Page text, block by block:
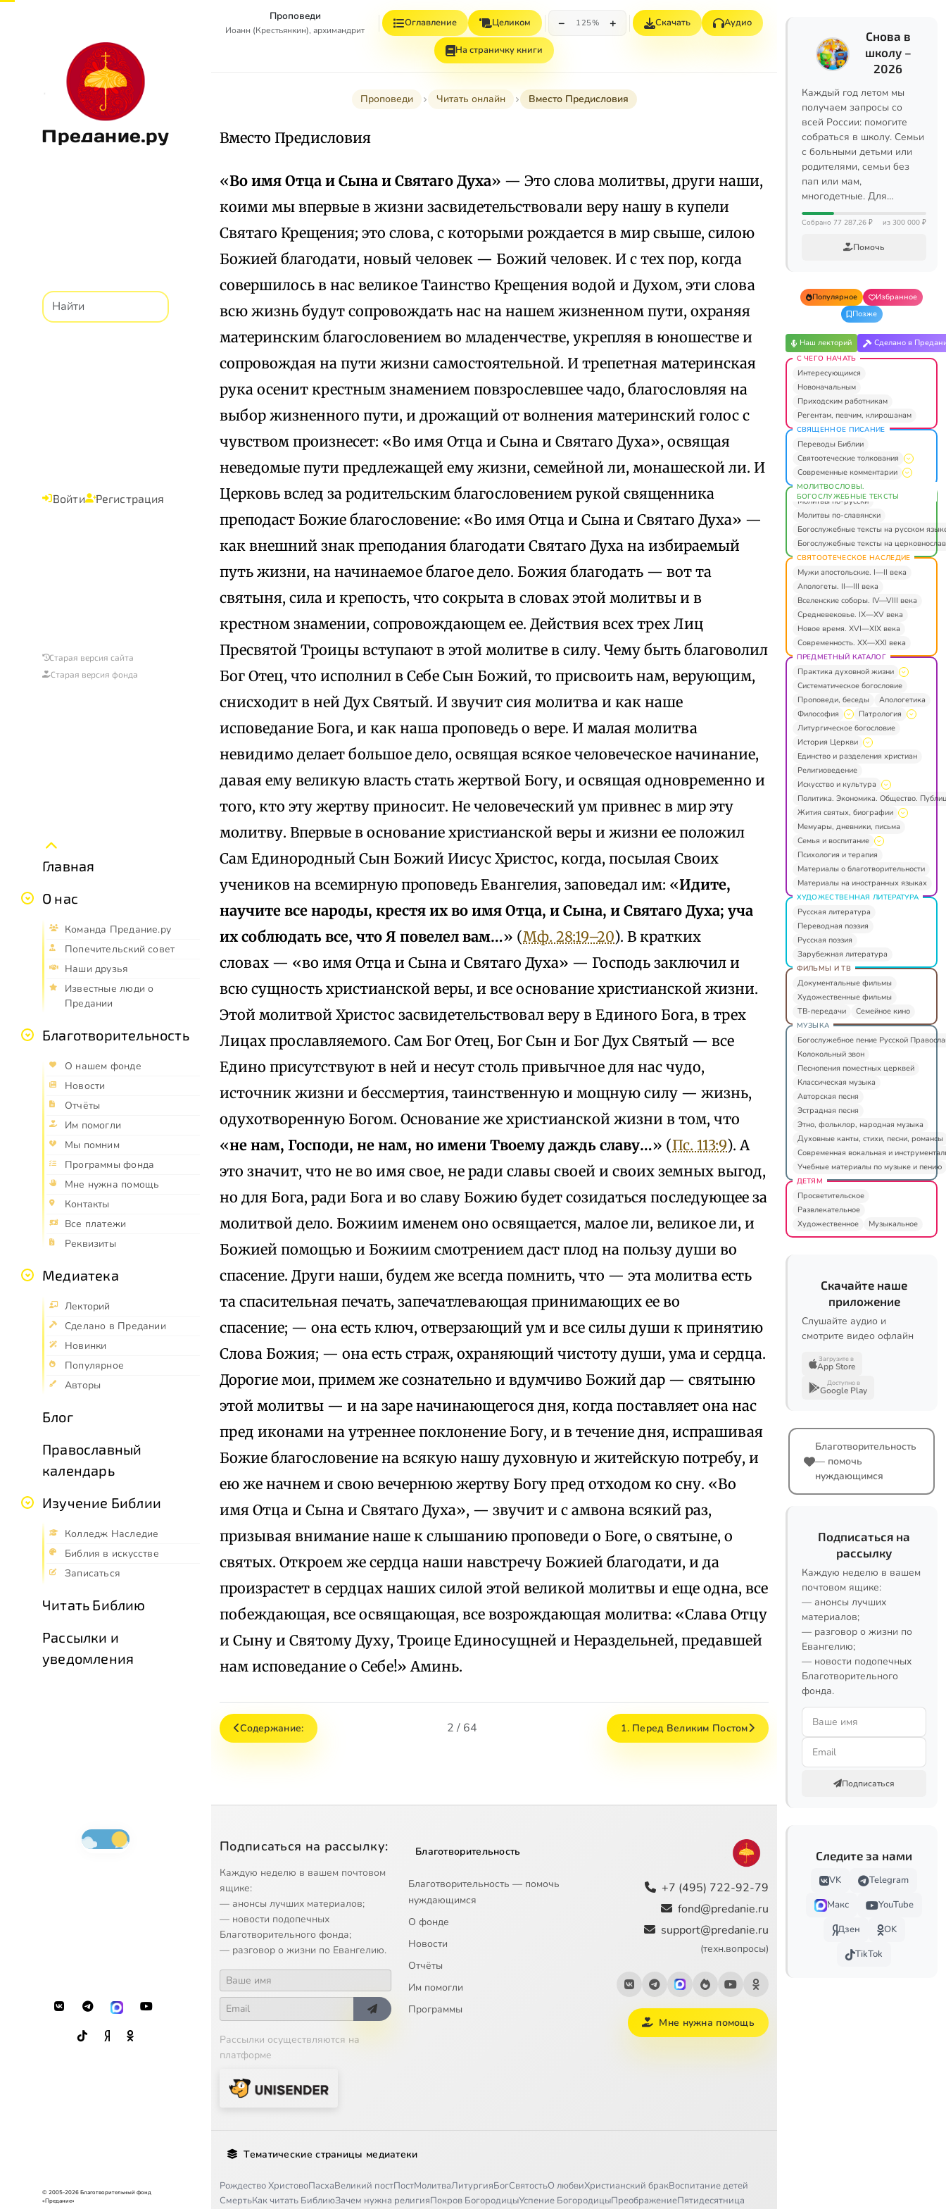
Предание.ру
Войти Регистрация
Старая версия сайта
Старая версия фонда
Главная
О нас
Команда Предание.ру
Попечительский совет
Наши друзья
Известные люди о
Предании
Благотворительность
О нашем фонде
Новости
Отчёты
Им помогли
Мы помним
Программы фонда
Мне нужна помощь
Контакты
Все платежи
Реквизиты
Медиатека
Лекторий
Сделано в Предании
Новинки
Популярное
Авторы
Блог
Православный
календарь
Изучение Библии
Колледж Наследие
Библия в искусстве
Записаться
Читать Библию
Рассылки и
уведомления
© 2005-2026 Благотворительный фонд
«Предание»
Проповеди
Иоанн (Крестьянкин), архимандрит
Оглавление Целиком − 125% + Скачать Аудио
На страничку книги
Проповеди Читать онлайн Вместо Предисловия
Вместо Предисловия
«Во имя Отца и Сына и Святаго Духа» — Это слова молитвы, други наши,
коими мы впервые в жизни засвидетельствовали веру нашу в купели
Святаго Крещения; это слова, с которыми рождается в мир свыше, силою
Божией благодати, новый человек — Божий человек. И с тех пор, когда
совершилось в нас великое Таинство Крещения водой и Духом, эти слова
всю жизнь будут сопровождать нас на нашем жизненном пути, охраняя
материнским благословением во младенчестве, укрепляя в юношестве и
сопровождая на пути жизни самостоятельной. И трепетная материнская
рука осенит крестным знамением повзрослевшее чадо, благословляя на
выбор жизненного пути, и дрожащий от волнения материнский голос с
чувством произнесет: «Во имя Отца и Сына и Святаго Духа», освящая
неведомые пути предлежащей ему жизни, семейной ли, монашеской ли. И
Церковь вслед за родительским благословением рукой священника
преподаст Божие благословение: «Во имя Отца и Сына и Святаго Духа» —
как внешний знак преподания благодати Святаго Духа на избираемый
путь жизни, на начинаемое благое дело. Божия благодать — вот та
святыня, сила и крепость, что сокрыта в словах этой молитвы и в
крестном знамении, сопровождающем ее. Действия всех трех Лиц
Пресвятой Троицы вступают в этой молитве в силу. Чему быть благоволил
Бог Отец, что исполнил в Себе Сын Божий, то присвоить нам, верующим,
снисходит в ней Дух Святый. И звучит сия молитва и как наше
исповедание Бога, и как наша проповедь о вере. И малая молитва
невидимо делает большое дело, освящая всякое человеческое начинание,
давая ему великую власть стать жертвой Богу, и освящая одновременно и
того, кто эту жертву приносит. Не человеческий ум привнес в мир эту
молитву. Впервые в основание христианской веры и жизни ее положил
Сам Единородный Сын Божий Иисус Христос, когда, посылая Своих
учеников на всемирную проповедь Евангелия, заповедал им: «Идите,
научите все народы, крестя их во имя Отца, и Сына, и Святаго Духа; уча
их соблюдать все, что Я повелел вам…» (Мф. 28:19–20). В кратких
словах — «во имя Отца и Сына и Святаго Духа» — Господь заключил и
всю сущность христианской веры, и все основание христианской жизни.
Этой молитвой Христос засвидетельствовал веру в Единого Бога, в трех
Лицах прославляемого. Сам Бог Отец, Бог Сын и Бог Дух Святый — все
Едино присутствуют в ней и несут столь привычное для нас чудо,
источник жизни и бессмертия, таинственную и мощную силу — жизнь,
одухотворенную Богом. Основание же христианской жизни в том, что
«не нам, Господи, не нам, но имени Твоему даждь славу…» (Пс. 113:9). А
это значит, что не во имя свое, не ради славы своей и своих земных выгод,
но для Бога, ради Бога и во славу Божию будет созидаться последующее за
молитвой дело. Божиим именем оно освящается, малое ли, великое ли, и
Божией помощью и Божиим смотрением даст плод на пользу души во
спасение. Други наши, будем же всегда помнить, что — эта молитва есть
та спасительная печать, запечатлевающая принимающих ее во
спасение; — она есть ключ, отверзающий ум и все силы души к принятию
Слова Божия; — она есть страж, охраняющий чистоту души, ума и сердца.
Дорогие мои, примем же сознательно и вдумчиво Божий дар — святыню
этой молитвы — и на заре начинающегося дня, когда поставляет она нас
пред иконами на утреннее поклонение Богу, и в течение дня, испрашивая
Божие благословение на всякую нашу духовную и житейскую потребу, и
ею же начнем и свою вечернюю жертву Богу пред отходом ко сну. «Во
имя Отца и Сына и Святаго Духа», — звучит и с амвона всякий раз,
призывая внимание наше к слышанию проповеди о Боге, о святыне, о
святых. Откроем же сердца наши навстречу Божией благодати, и да
произрастет в сердцах наших силой этой великой молитвы и еще одна, все
побеждающая, все освящающая, все возрождающая молитва: «Слава Отцу
и Сыну и Святому Духу, Троице Единосущней и Нераздельней, предавшей
нам исповедание о Себе!» Аминь.
Содержание: 2 / 64 1. Перед Великим Постом
Подписаться на рассылку:
Каждую неделю в вашем почтовом
ящике:
— анонсы лучших материалов;
— новости подопечных
Благотворительного фонда;
— разговор о жизни по Евангелию.
Рассылки осуществляются на
платформе
Благотворительность
Благотворительность — помочь
нуждающимся
О фонде
Новости
Отчёты
Им помогли
Программы
+7 (495) 722-92-79
fond@predanie.ru
support@predanie.ru
(техн.вопросы)
Мне нужна помощь
Тематические страницы медиатеки
Рождество ХристовоПасхаВеликий постПостМолитваЛитургияБогСвятостьО любвиХристианский бракВоспитание детей
СмертьКак читать БиблиюЗачем нужна религияПокров БогородицыУспение БогородицыПреображениеПятидесятница
Снова в
школу –
2026
Каждый год летом мы
получаем запросы со
всей России: помогите
собраться в школу. Семьи
с больными детьми или
родителями, семьи без
пап или мам,
многодетные. Для…
Собрано 77 287,26 ₽ из 300 000 ₽
Помочь
Популярное
Избранное
Позже
Наш лекторий Сделано в
С ЧЕГО НАЧАТЬ
Интересующимся
Новоначальным
Приходским работникам
Регентам, певчим, клирошанам
СВЯЩЕННОЕ ПИСАНИЕ
Переводы Библии
Святоотеческие толкования
Современные комментарии
МОЛИТВОСЛОВЫ.
БОГОСЛУЖЕБНЫЕ ТЕКСТЫ
Молитвы по-русски
Молитвы по-славянски
Богослужебные тексты на русском
Богослужебные тексты на
СВЯТООТЕЧЕСКОЕ НАСЛЕДИЕ
Мужи апостольские. I—II века
Апологеты. II—III века
Вселенские соборы. IV—VIII века
Средневековье. IX—XV века
Новое время. XVI—XIX века
Современность. XX—XXI века
ПРЕДМЕТНЫЙ КАТАЛОГ
Практика духовной жизни
Систематическое богословие
Проповеди, беседы
Апологетика
Философия
Патрология
Литургическое богословие
История Церкви
Единство и разделения христиан
Религиоведение
Искусство и культура
Политика. Экономика. Общество.
Жития святых, биографии
Мемуары, дневники, письма
Семья и воспитание
Психология и терапия
Материалы о благотворительности
Материалы на иностранных языках
ХУДОЖЕСТВЕННАЯ ЛИТЕРАТУРА
Русская литература
Переводная поэзия
Русская поэзия
Зарубежная литература
ФИЛЬМЫ И ТВ
Документальные фильмы
Художественные фильмы
ТВ-передачи
Семейное кино
МУЗЫКА
Богослужебное пение Русской
Колокольный звон
Песнопения поместных церквей
Классическая музыка
Авторская песня
Эстрадная песня
Этно, фольклор, народная музыка
Духовные канты, стихи, песни, романсы
Современная вокальная и
Учебные материалы по музыке и пению
ДЕТЯМ
Просветительское
Развлекательное
Художественное
Музыкальное
Скачайте наше
приложение
Слушайте аудио и
смотрите видео офлайн
Загрузите в
App Store
Доступно в
Google Play
Благотворительность
— помочь
нуждающимся
Подписаться на
рассылку
Каждую неделю в вашем
почтовом ящике:
— анонсы лучших
материалов;
— разговор о жизни по
Евангелию;
— новости подопечных
Благотворительного
фонда.
Подписаться
Следите за нами
VK
Telegram
Макс
YouTube
Дзен
OK
TikTok